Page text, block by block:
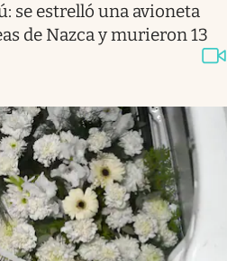
se estrelló una avioneta
de Nazca y murieron 13